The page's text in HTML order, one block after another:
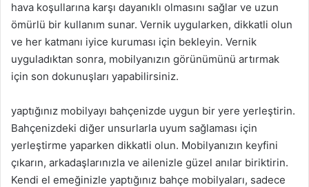
hava koşullarına karşı dayanıklı olmasını sağlar ve uzun
ömürlü bir kullanım sunar. Vernik uygularken, dikkatli olun
ve her katmanı iyice kuruması için bekleyin. Vernik
uyguladıktan sonra, mobilyanızın görünümünü artırmak
için son dokunuşları yapabilirsiniz.
yaptığınız mobilyayı bahçenizde uygun bir yere yerleştirin.
Bahçenizdeki diğer unsurlarla uyum sağlaması için
yerleştirme yaparken dikkatli olun. Mobilyanızın keyfini
çıkarın, arkadaşlarınızla ve ailenizle güzel anılar biriktirin.
Kendi el emeğinizle yaptığınız bahçe mobilyaları, sadece